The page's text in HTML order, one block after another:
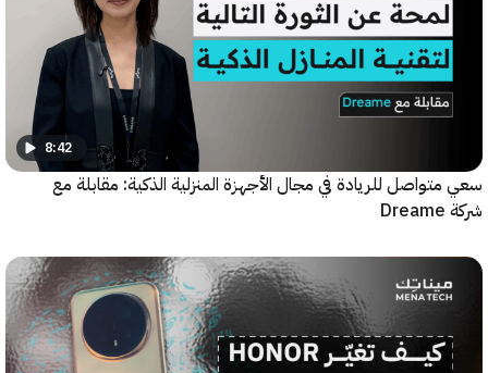
8:42
للريادة في مجال الأجهزة المنزلية الذكية: مقابلة مع